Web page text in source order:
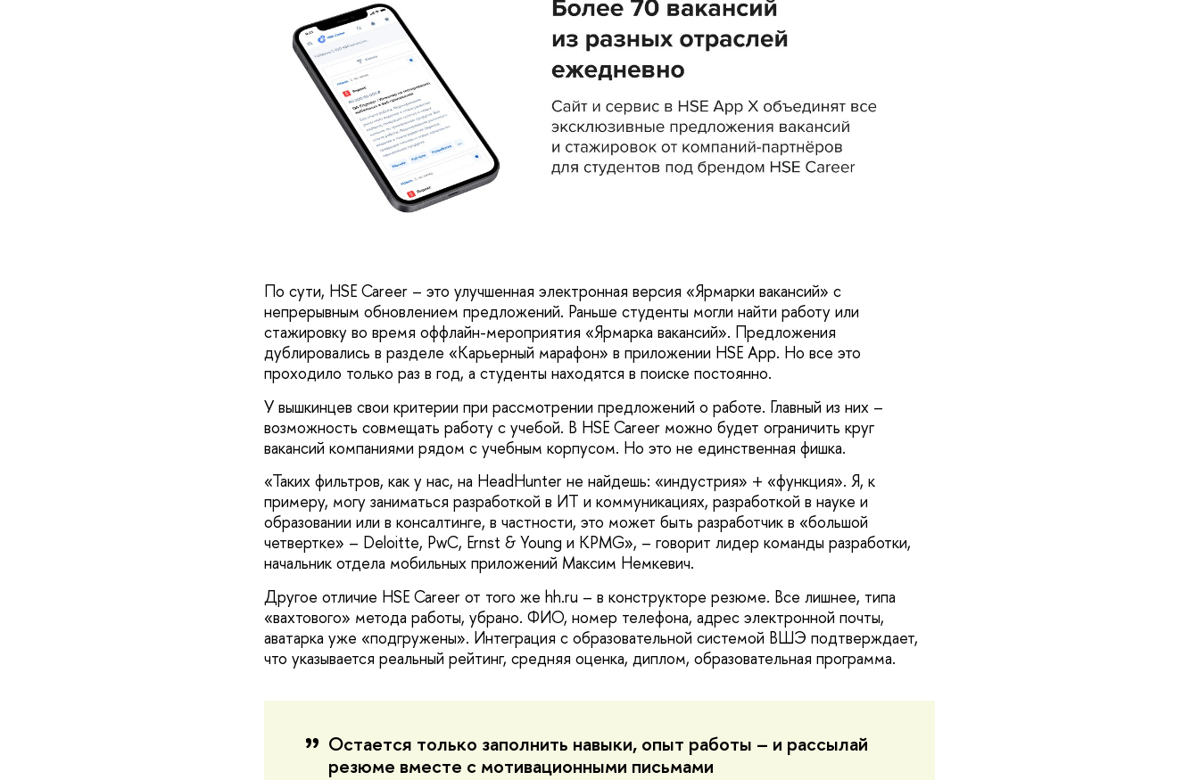
По сути, HSE Career – это улучшенная электронная версия «Ярмарки вакансий» с
непрерывным обновлением предложений. Раньше студенты могли найти работу или
стажировку во время оффлайн-мероприятия «Ярмарка вакансий». Предложения
дублировались в разделе «Карьерный марафон» в приложении HSE App. Но все это
проходило только раз в год, а студенты находятся в поиске постоянно.
У вышкинцев свои критерии при рассмотрении предложений о работе. Главный из них –
возможность совмещать работу с учебой. В HSE Career можно будет ограничить круг
вакансий компаниями рядом с учебным корпусом. Но это не единственная фишка.
«Таких фильтров, как у нас, на HeadHunter не найдешь: «индустрия» + «функция». Я, к
примеру, могу заниматься разработкой в ИТ и коммуникациях, разработкой в науке и
образовании или в консалтинге, в частности, это может быть разработчик в «большой
четвертке» – Deloitte, PwC, Ernst & Young и KPMG», – говорит лидер команды разработки,
начальник отдела мобильных приложений Максим Немкевич.
Другое отличие HSE Career от того же hh.ru – в конструкторе резюме. Все лишнее, типа
«вахтового» метода работы, убрано. ФИО, номер телефона, адрес электронной почты,
аватарка уже «подгружены». Интеграция с образовательной системой ВШЭ подтверждает,
что указывается реальный рейтинг, средняя оценка, диплом, образовательная программа.
Остается только заполнить навыки, опыт работы – и рассылай
резюме вместе с мотивационными письмами